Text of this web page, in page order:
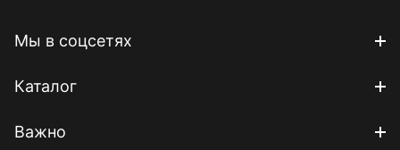
Мы в соцсетях
Каталог
Важно